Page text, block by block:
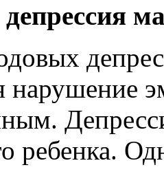
нарушение
ребенка.